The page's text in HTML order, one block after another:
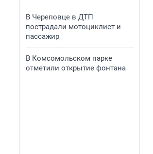
В Череповце в ДТП
пострадали мотоциклист и
пассажир
В Комсомольском парке
отметили открытие фонтана